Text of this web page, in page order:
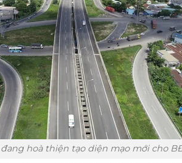
hoà thiện tạo diện mạo mới cho